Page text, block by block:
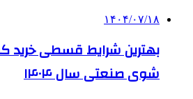
۱۴۰۴/۰۷/۱۸
بهترین شرایط قسطی
شوی صنعتی سال ۱۴۰۴